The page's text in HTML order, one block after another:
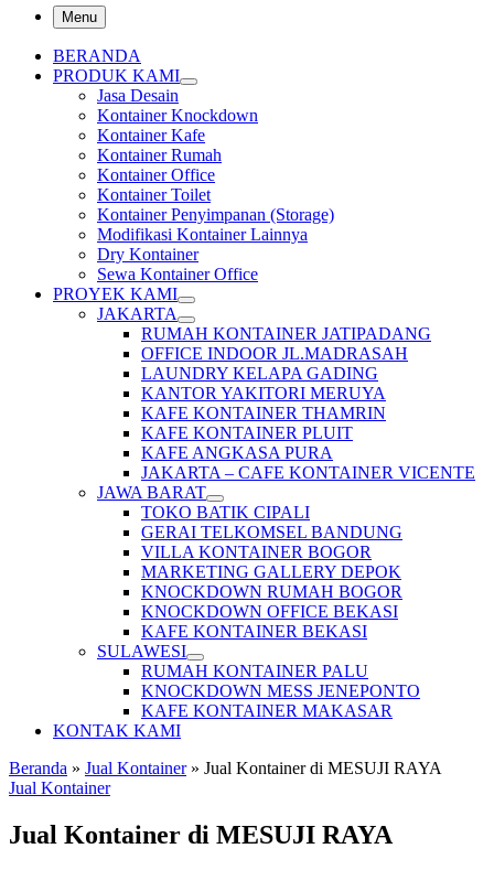
Menu
BERANDA
PRODUK KAMI
Jasa Desain
Kontainer Knockdown
Kontainer Kafe
Kontainer Rumah
Kontainer Office
Kontainer Toilet
Kontainer Penyimpanan (Storage)
Modifikasi Kontainer Lainnya
Dry Kontainer
Sewa Kontainer Office
PROYEK KAMI
JAKARTA
RUMAH KONTAINER JATIPADANG
OFFICE INDOOR JL.MADRASAH
LAUNDRY KELAPA GADING
KANTOR YAKITORI MERUYA
KAFE KONTAINER THAMRIN
KAFE KONTAINER PLUIT
KAFE ANGKASA PURA
JAKARTA – CAFE KONTAINER VICENTE
JAWA BARAT
TOKO BATIK CIPALI
GERAI TELKOMSEL BANDUNG
VILLA KONTAINER BOGOR
MARKETING GALLERY DEPOK
KNOCKDOWN RUMAH BOGOR
KNOCKDOWN OFFICE BEKASI
KAFE KONTAINER BEKASI
SULAWESI
RUMAH KONTAINER PALU
KNOCKDOWN MESS JENEPONTO
KAFE KONTAINER MAKASAR
KONTAK KAMI
Beranda » Jual Kontainer » Jual Kontainer di MESUJI RAYA
Jual Kontainer
Jual Kontainer di MESUJI RAYA